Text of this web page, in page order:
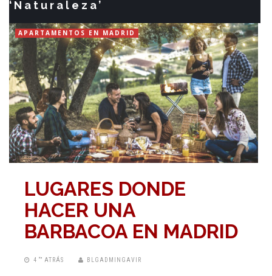
‘Naturaleza’
APARTAMENTOS EN MADRID
LUGARES DONDE
HACER UNA
BARBACOA EN MADRID
4 “” ATRÁS BLGADMINGAVIR